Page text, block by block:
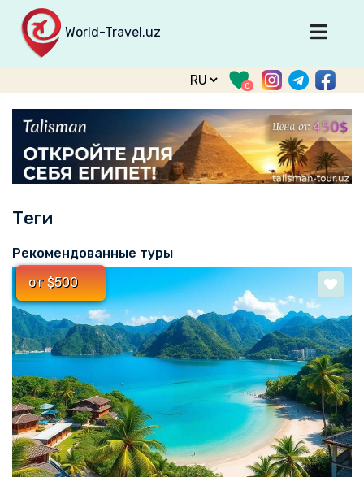
World-Travel.uz
Главная
Направления
Туры
Тур. фирмы
Войти
Зарегистрироваться
support@world-travel.uz
0
Теги
Рекомендованные туры
от $500